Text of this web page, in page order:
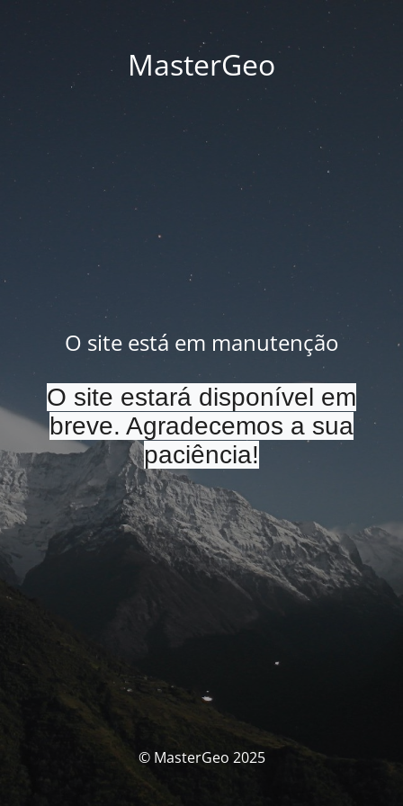
MasterGeo
O site está em manutenção
O site estará disponível em
breve. Agradecemos a sua
paciência!
© MasterGeo 2025